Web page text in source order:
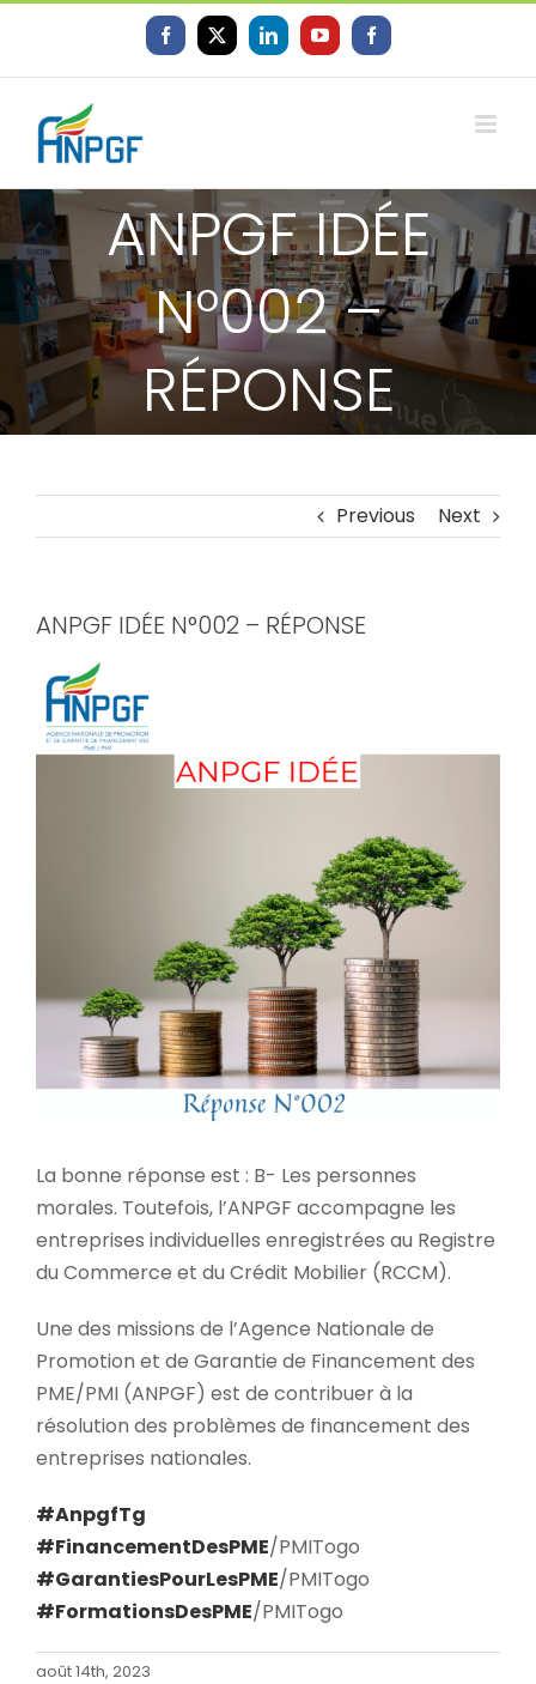
content
Facebook
X LinkedInYouTubeFacebook
ANPGF IDÉE
N°002 –
RÉPONSE
Previous Next
ANPGF IDÉE N°002 – RÉPONSE
View
Larger
Image
La bonne réponse est : B- Les personnes
morales. Toutefois, l’ANPGF accompagne les
entreprises individuelles enregistrées au Registre
du Commerce et du Crédit Mobilier (RCCM).
Une des missions de l’Agence Nationale de
Promotion et de Garantie de Financement des
PME/PMI (ANPGF) est de contribuer à la
résolution des problèmes de financement des
entreprises nationales.
#AnpgfTg
#FinancementDesPME/PMITogo
#GarantiesPourLesPME/PMITogo
#FormationsDesPME/PMITogo
août 14th, 2023